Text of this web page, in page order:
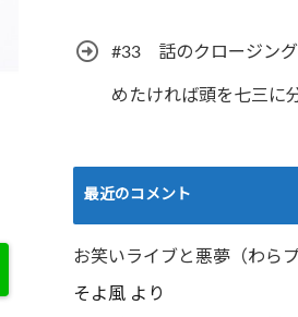
#33 話のクロージン
めたければ頭を七三に
最近のコメント
お笑いライブと悪夢（わら
そよ風 より